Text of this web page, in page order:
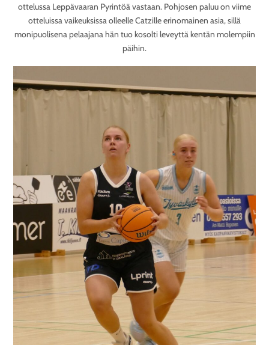
ottelussa Leppävaaran Pyrintöä vastaan. Pohjosen paluu on viime
otteluissa vaikeuksissa olleelle Catzille erinomainen asia, sillä
monipuolisena pelaajana hän tuo kosolti leveyttä kentän molempiin
päihin.